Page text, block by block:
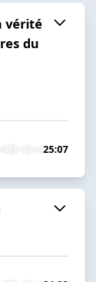
vérité
du
25:07